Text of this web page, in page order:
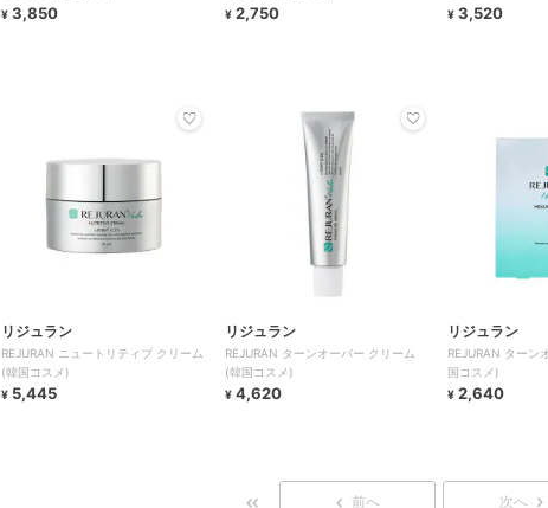
¥ 3,850
¥ 2,750
¥ 3,520
リジュラン
REJURAN ニュートリティブ クリーム
(韓国コスメ)
¥ 5,445
リジュラン
REJURAN ターンオーバー クリーム
(韓国コスメ)
¥ 4,620
リジュラン
REJURAN ターン
国コスメ)
¥ 2,640
前へ 次へ